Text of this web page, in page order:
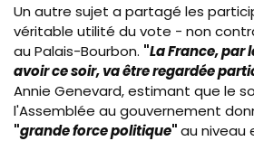
Un autre sujet a partagé les
véritable utilité du vote - non
au Palais-Bourbon. "La France, par
avoir ce soir, va être regardée
Annie Genevard, estimant que le
l'Assemblée au gouvernement
"grande force politique"au niveau